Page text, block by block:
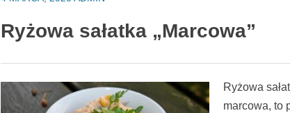
Ryżowa sałatka „Marcowa”
Ryżowa
marcowa, to